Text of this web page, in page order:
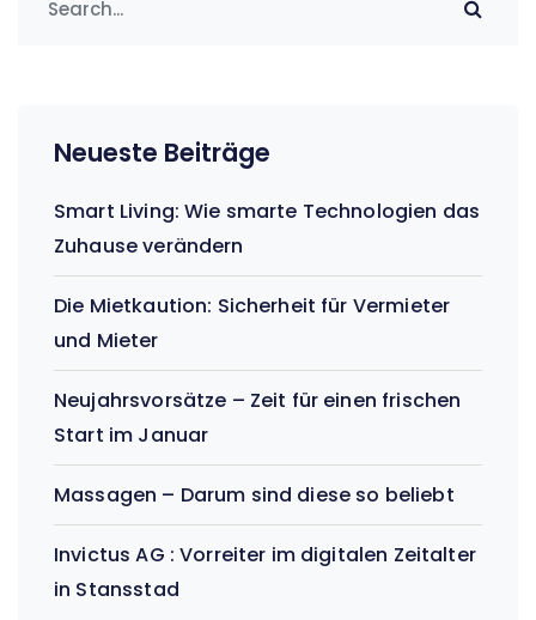
Neueste Beiträge
Smart Living: Wie smarte Technologien das
Zuhause verändern
Die Mietkaution: Sicherheit für Vermieter
und Mieter
Neujahrsvorsätze – Zeit für einen frischen
Start im Januar
Massagen – Darum sind diese so beliebt
Invictus AG : Vorreiter im digitalen Zeitalter
in Stansstad